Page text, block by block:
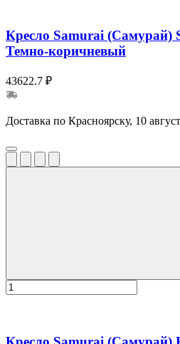
Кресло Samurai (Самурай)
Темно-коричневый
43622.7 ₽
Доставка по Красноярску, 10